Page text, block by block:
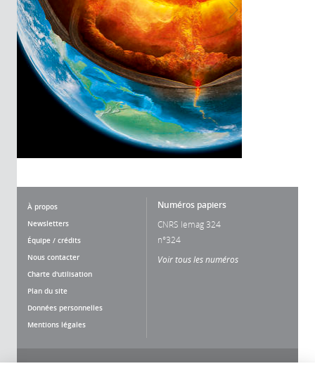
À propos
Newsletters
Équipe / crédits
Nous contacter
Charte d'utilisation
Plan du site
Données personnelles
Mentions légales
Numéros papiers
CNRS lemag 324
n°324
Voir tous les numéros